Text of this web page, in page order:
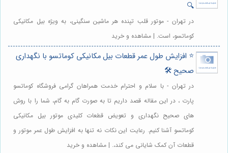
🔍
در تهران - موتور قلب تپنده هر ماشین سنگینی، به ویژه بیل مکانیکی
کوماتسو، است. | مشاهده و خرید
⭐️ افزایش طول عمر قطعات بیل مکانیکی کوماتسو با نگهداری
صحیح 🛠️
در تهران - با سلام و احترام خدمت همراهان گرامی فروشگاه کوماتسو
پارت ، در این مقاله قصد داریم تا به صورت گام به گام، شما را با روش
های صحیح نگهداری و تعویض قطعات کلیدی موتور بیل مکانیکی
کوماتسو آشنا کنیم. رعایت این نکات نه تنها به افزایش طول عمر موتور و
قطعات آن کمک شایانی می کند،. | مشاهده و خرید